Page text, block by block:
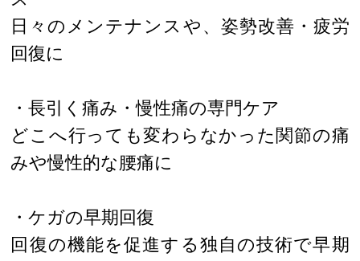
日々のメンテナンスや、姿勢改善・疲労
回復に
・長引く痛み・慢性痛の専門ケア
どこへ行っても変わらなかった関節の痛
みや慢性的な腰痛に
・ケガの早期回復
回復の機能を促進する独自の技術で早期